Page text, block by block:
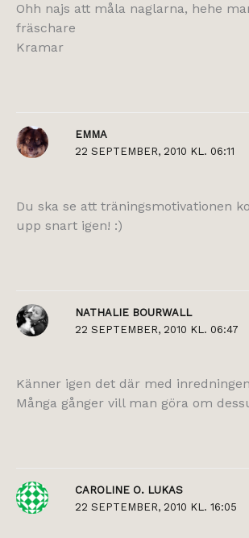
Ohh najs att måla naglarna, hehe
fräschare
Kramar
EMMA
22 SEPTEMBER, 2010 KL. 06:11
Du ska se att träningsmotivationen
upp snart igen! :)
NATHALIE BOURWALL
22 SEPTEMBER, 2010 KL. 06:47
Känner igen det där med
Många gånger vill man göra om
CAROLINE O. LUKAS
22 SEPTEMBER, 2010 KL. 16:05